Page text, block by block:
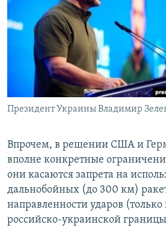
Президент Украины Владимир
Впрочем, в решении США и
вполне конкретные
они касаются запрета на
дальнобойных (до 300 км)
направленности ударов (только
российско-украинской